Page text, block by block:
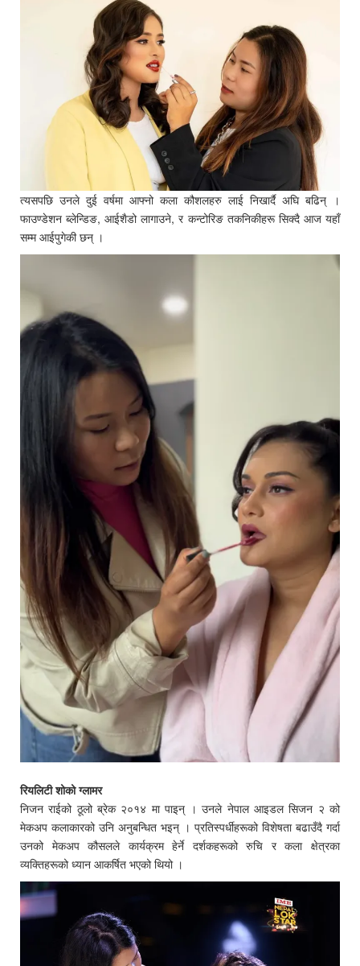
त्यसपछि उनले दुई वर्षमा आफ्नो कला कौशलहरु लाई निखार्दै अघि बढिन् ।
फाउण्डेशन ब्लेन्डिङ, आईशैडो लागाउने, र कन्टोरिङ तकनिकीहरू सिक्दै आज यहाँ
सम्म आईपुगेकी छन् ।
रियलिटी शोको ग्लामर
निजन राईको ठूलो ब्रेक २०१४ मा पाइन् । उनले नेपाल आइडल सिजन २ को
मेकअप कलाकारको उनि अनुबन्धित भइन् । प्रतिस्पर्धीहरूको विशेषता बढाउँदै गर्दा
उनको मेकअप कौसलले कार्यक्रम हेर्ने दर्शकहरूको रुचि र कला क्षेत्रका
व्यक्तिहरूको ध्यान आकर्षित भएको थियो ।